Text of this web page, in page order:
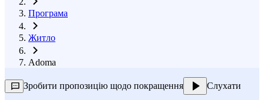
Програма
Житло
Adoma
Зробити пропозицію щодо покращення Слухати